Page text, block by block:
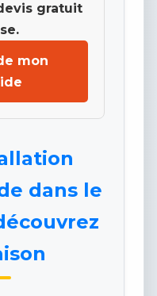
gratuit
mon
dans le